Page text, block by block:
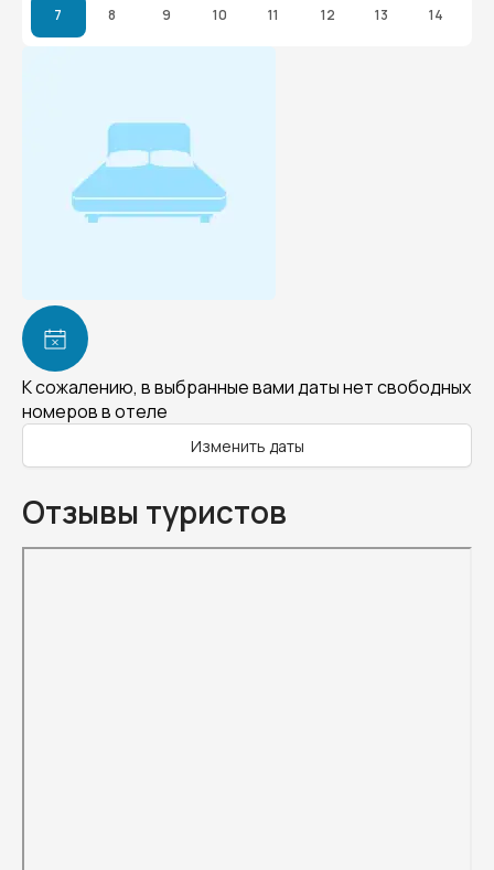
7 8 9 10 11 12 13 14
К сожалению, в выбранные вами даты нет свободных
номеров в отеле
Изменить даты
Отзывы туристов